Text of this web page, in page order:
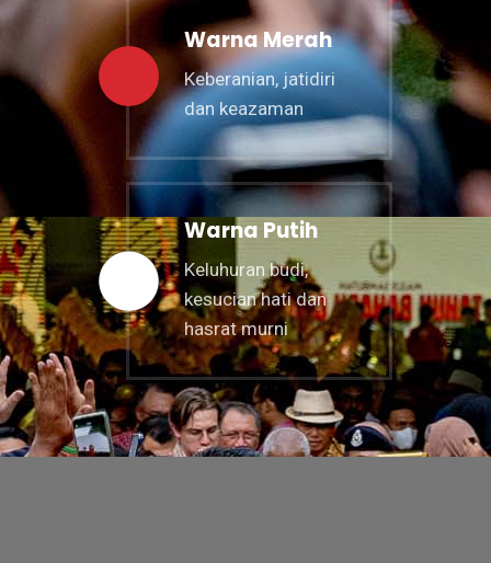
Warna Merah
Keberanian, jatidiri
dan keazaman
Warna Putih
Keluhuran budi,
kesucian hati dan
hasrat murni